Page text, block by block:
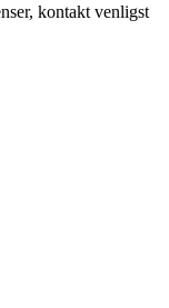
kontakt venligst